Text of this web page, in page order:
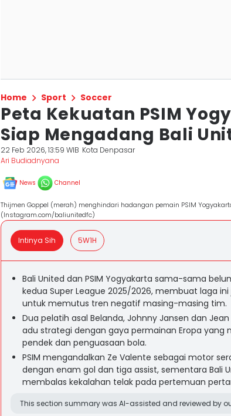
Home Sport Soccer
Peta Kekuatan PSIM
Siap Mengadang Bali
22 Feb 2026, 13:59 WIB Kota Denpasar
Ari Budiadnyana
News Channel
Thijmen Goppel (merah) menghindari hadangan pemain PSIM
(Instagram.com/baliunitedfc)
Intinya Sih 5W1H
Bali United dan PSIM Yogyakarta sama-sama
kedua Super League 2025/2026, membuat laga
untuk memutus tren negatif masing-masing tim.
Dua pelatih asal Belanda, Johnny Jansen dan
adu strategi dengan gaya permainan Eropa yang
pendek dan penguasaan bola.
PSIM mengandalkan Ze Valente sebagai motor
dengan enam gol dan tiga assist, sementara Bali
membalas kekalahan telak pada pertemuan
This section summary was AI-assisted and reviewed by